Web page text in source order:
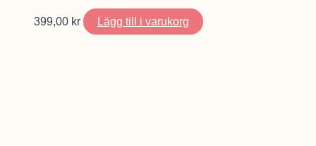
399,00 kr Lägg till i varukorg